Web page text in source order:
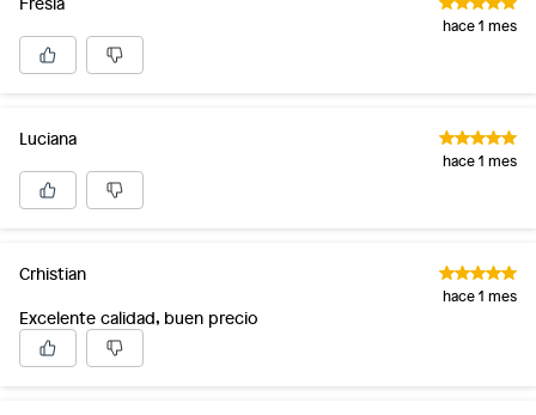
hace 1 mes
Luciana
hace 1 mes
Crhistian
hace 1 mes
Excelente calidad, buen precio